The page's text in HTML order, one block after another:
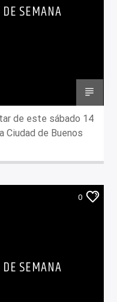
SEMANA
de este sábado 14
Ciudad de Buenos
0
SEMANA